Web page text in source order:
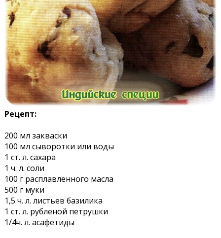
Рецепт:
200 мл закваски
100 мл сыворотки или воды
1 ст. л. сахара
1 ч. л. соли
100 г расплавленного масла
500 г муки
1,5 ч. л. листьев базилика
1 ст. л. рубленой петрушки
1/4ч. л. асафетиды